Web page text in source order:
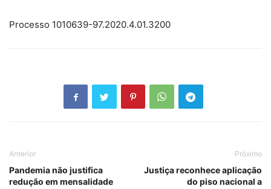
Processo 1010639-97.2020.4.01.3200
Anterior
Pandemia não justifica
redução em mensalidade
Próximo
Justiça reconhece aplicação
do piso nacional a